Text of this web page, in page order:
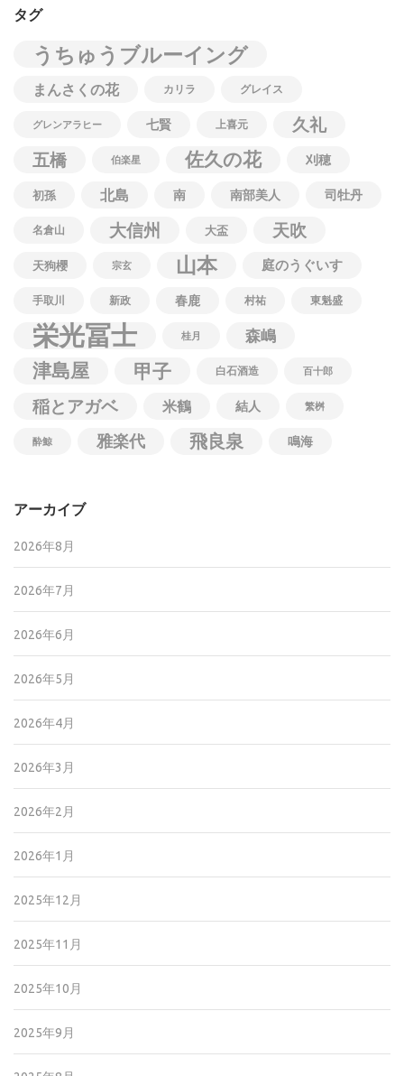
タグ
うちゅうブルーイング
まんさくの花 カリラ グレイス
グレンアラヒー 七賢 上喜元
久礼
五橋
伯楽星 佐久の花 刈穂
初孫 北島 南 南部美人 司牡丹
名倉山 大信州 大盃 天吹
天狗櫻 宗玄 山本 庭のうぐいす
手取川 新政 春鹿 村祐 東魁盛
栄光冨士 桂月 森嶋
津島屋 甲子 白石酒造 百十郎
稲とアガベ 米鶴 結人 繁桝
酔鯨 雅楽代 飛良泉 鳴海
アーカイブ
2026年8月
2026年7月
2026年6月
2026年5月
2026年4月
2026年3月
2026年2月
2026年1月
2025年12月
2025年11月
2025年10月
2025年9月